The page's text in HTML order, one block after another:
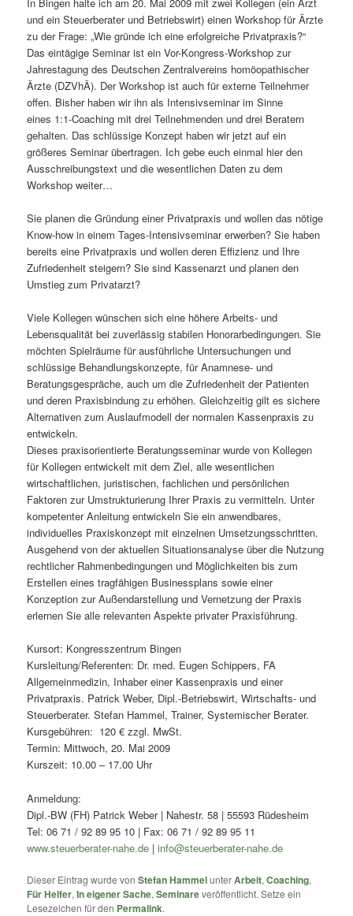
und ein Steuerberater und Betriebswirt) einen Workshop für Ärzte
zu der Frage: „Wie gründe ich eine erfolgreiche Privatpraxis?“
Das eintägige Seminar ist ein Vor-Kongress-Workshop zur
Jahrestagung des Deutschen Zentralvereins homöopathischer
Ärzte (DZVhÄ). Der Workshop ist auch für externe Teilnehmer
offen. Bisher haben wir ihn als Intensivseminar im Sinne
eines 1:1-Coaching mit drei Teilnehmenden und drei Beratern
gehalten. Das schlüssige Konzept haben wir jetzt auf ein
größeres Seminar übertragen. Ich gebe euch einmal hier den
Ausschreibungstext und die wesentlichen Daten zu dem
Workshop weiter…
Sie planen die Gründung einer Privatpraxis und wollen das nötige
Know-how in einem Tages-Intensivseminar erwerben? Sie haben
bereits eine Privatpraxis und wollen deren Effizienz und Ihre
Zufriedenheit steigern? Sie sind Kassenarzt und planen den
Umstieg zum Privatarzt?
Viele Kollegen wünschen sich eine höhere Arbeits- und
Lebensqualität bei zuverlässig stabilen Honorarbedingungen. Sie
möchten Spielräume für ausführliche Untersuchungen und
schlüssige Behandlungskonzepte, für Anamnese- und
Beratungsgespräche, auch um die Zufriedenheit der Patienten
und deren Praxisbindung zu erhöhen. Gleichzeitig gilt es sichere
Alternativen zum Auslaufmodell der normalen Kassenpraxis zu
entwickeln.
Dieses praxisorientierte Beratungsseminar wurde von Kollegen
für Kollegen entwickelt mit dem Ziel, alle wesentlichen
wirtschaftlichen, juristischen, fachlichen und persönlichen
Faktoren zur Umstrukturierung Ihrer Praxis zu vermitteln. Unter
kompetenter Anleitung entwickeln Sie ein anwendbares,
individuelles Praxiskonzept mit einzelnen Umsetzungsschritten.
Ausgehend von der aktuellen Situationsanalyse über die Nutzung
rechtlicher Rahmenbedingungen und Möglichkeiten bis zum
Erstellen eines tragfähigen Businessplans sowie einer
Konzeption zur Außendarstellung und Vernetzung der Praxis
erlernen Sie alle relevanten Aspekte privater Praxisführung.
Kursort: Kongresszentrum Bingen
Kursleitung/Referenten: Dr. med. Eugen Schippers, FA
Allgemeinmedizin, Inhaber einer Kassenpraxis und einer
Privatpraxis. Patrick Weber, Dipl.-Betriebswirt, Wirtschafts- und
Steuerberater. Stefan Hammel, Trainer, Systemischer Berater.
Kursgebühren: 120 € zzgl. MwSt.
Termin: Mittwoch, 20. Mai 2009
Kurszeit: 10.00 – 17.00 Uhr
Anmeldung:
Dipl.-BW (FH) Patrick Weber | Nahestr. 58 | 55593 Rüdesheim
Tel: 06 71 / 92 89 95 10 | Fax: 06 71 / 92 89 95 11
www.steuerberater-nahe.de |info@steuerberater-nahe.de
Dieser Eintrag wurde vonStefan HammelunterArbeit,Coaching,
Für Helfer,In eigener Sache,Seminareveröffentlicht. Setze ein
Lesezeichen für den Permalink.